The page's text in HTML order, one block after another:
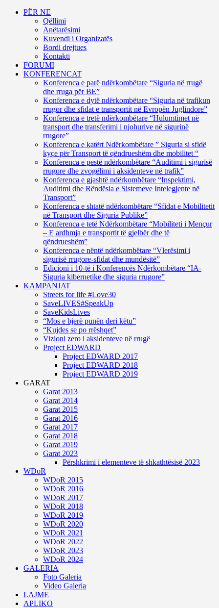
PËR NE
Qëllimi
Anëtarësimi
Kuvendi i Organizatës
Bordi drejtues
Kontakti
FORUMI
KONFERENCAT
Konferenca e parë ndërkombëtare “Siguria në rrugë
dhe rruga për BE”
Konferenca e dytë ndërkombëtare “Siguria në trafikun
rrugor dhe sfidat e transportit në Evropën Juglindore”
Konferenca e tretë ndërkombëtare “Hulumtimet në
transport dhe transferimi i njohurive në sigurinë
rrugore”
Konferenca e katërt Ndërkombëtare ” Siguria si sfidë
kyçe për Transport të qëndrueshëm dhe mobilitet “
Konferenca e pestë ndërkombëtare “Auditimi i sigurisë
rrugore dhe zvogëlimi i aksidenteve në trafik”
Konferenca e gjashtë ndërkombëtare “Inspektimi,
Auditimi dhe Rëndësia e Sistemeve Intelegjente në
Transport”
Konferenca e shtatë ndërkombëtare “Sfidat e Mobilitetit
në Transport dhe Siguria Publike”
Konferenca e tetë Ndërkombëtare “Mobiliteti i Mençur
– E ardhmja e transportit të gjelbër dhe të
qëndrueshëm”
Konferenca e nëntë ndërkombëtare “Vlerësimi i
sigurisë rrugore-sfidat dhe mundësitë”
Edicioni i 10-të i Konferencës Ndërkombëtare “IA-
Siguria kibernetike dhe siguria rrugore”
KAMPANJAT
Streets for life #Love30
SaveLIVES#SpeakUp
SaveKidsLives
“Mos e bjerë punën deri këtu”
“Kujdes se po rrëshqet”
Vizioni zero i aksidenteve në rrugë
Project EDWARD
Project EDWARD 2017
Project EDWARD 2018
Project EDWARD 2019
GARAT
Garat 2013
Garat 2014
Garat 2015
Garat 2016
Garat 2017
Garat 2018
Garat 2019
Garat 2023
Përshkrimi i elementeve të shkathtësisë 2023
WDoR
WDoR 2015
WDoR 2016
WDoR 2017
WDoR 2018
WDoR 2019
WDoR 2020
WDoR 2021
WDoR 2022
WDoR 2023
WDoR 2024
GALERIA
Foto Galeria
Video Galeria
LAJME
APLIKO